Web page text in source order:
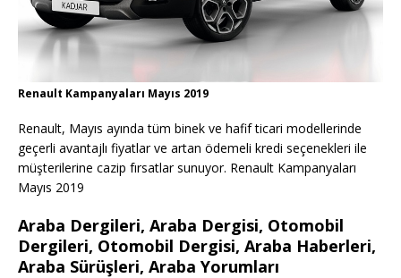
Renault Kampanyaları Mayıs 2019
Renault, Mayıs ayında tüm binek ve hafif ticari modellerinde
geçerli avantajlı fiyatlar ve artan ödemeli kredi seçenekleri ile
müşterilerine cazip fırsatlar sunuyor. Renault Kampanyaları
Mayıs 2019
Araba Dergileri, Araba Dergisi, Otomobil
Dergileri, Otomobil Dergisi, Araba Haberleri,
Araba Sürüşleri, Araba Yorumları